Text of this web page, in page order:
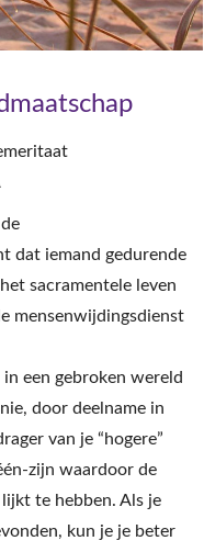
dat iemand gedurende
sacramentele leven
mensenwijdingsdienst
een gebroken wereld
door deelname in
van je “hogere”
zijn waardoor de
te hebben. Als je
kun je je beter